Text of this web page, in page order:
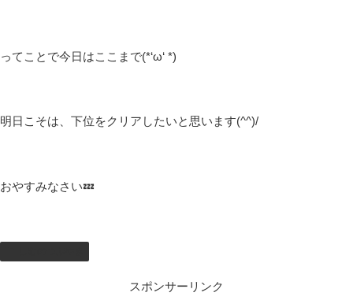
ってことで今日はここまで(*‘ω‘ *)
明日こそは、下位をクリアしたいと思います(^^)/
おやすみなさい💤
スポンサーリンク